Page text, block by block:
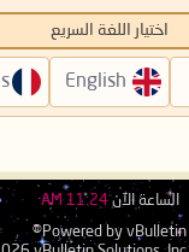
اختيار اللغة السريع
English
الساعة الآن11:24 AM
Powered by vBulletin®